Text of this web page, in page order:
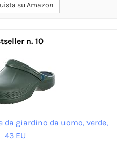
su Amazon
10
da giardino da uomo, verde,
43 EU